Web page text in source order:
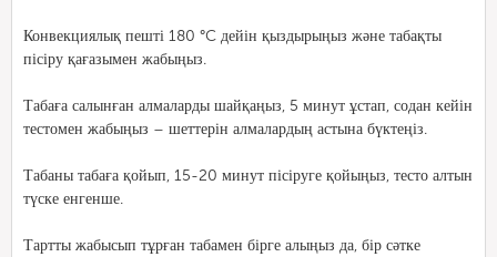
Конвекциялық пешті 180 °C дейін қыздырыңыз және табақты
пісіру қағазымен жабыңыз.
Табаға салынған алмаларды шайқаңыз, 5 минут ұстап, содан кейін
тестомен жабыңыз – шеттерін алмалардың астына бүктеңіз.
Табаны табаға қойып, 15-20 минут пісіруге қойыңыз, тесто алтын
түске енгенше.
Тартты жабысып тұрған табамен бірге алыңыз да, бір сәтке